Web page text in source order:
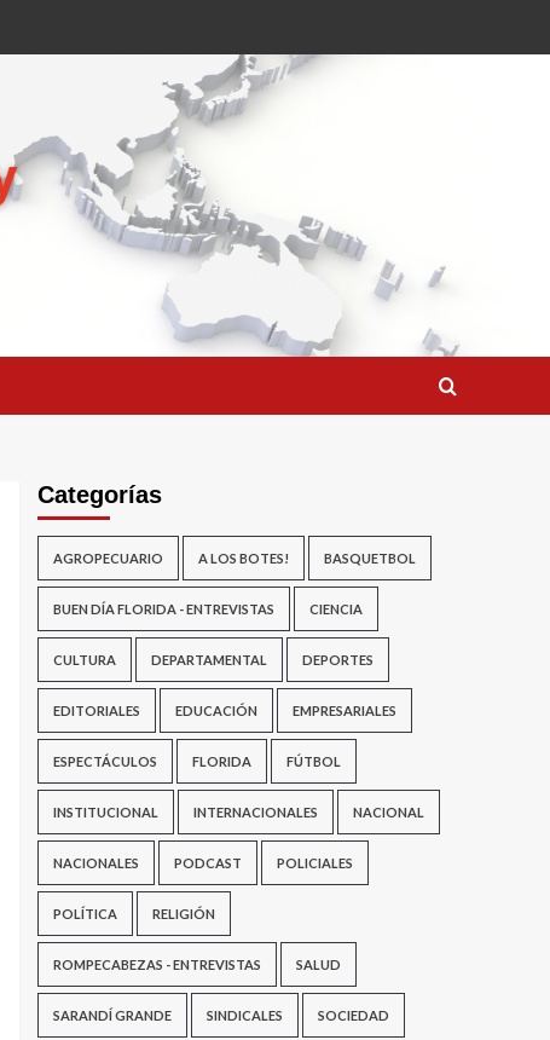
Categorías
AGROPECUARIO A LOS BOTES! BASQUETBOL
BUEN DÍA FLORIDA - ENTREVISTAS CIENCIA
CULTURA DEPARTAMENTAL DEPORTES
EDITORIALES EDUCACIÓN EMPRESARIALES
ESPECTÁCULOS FLORIDA FÚTBOL
INSTITUCIONAL INTERNACIONALES NACIONAL
NACIONALES PODCAST POLICIALES
POLÍTICA RELIGIÓN
ROMPECABEZAS - ENTREVISTAS SALUD
SARANDÍ GRANDE SINDICALES SOCIEDAD